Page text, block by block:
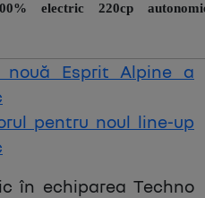
electric 220cp
nouă Esprit Alpine a
pentru noul line-up
în echiparea Techno